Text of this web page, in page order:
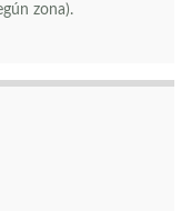
zona).